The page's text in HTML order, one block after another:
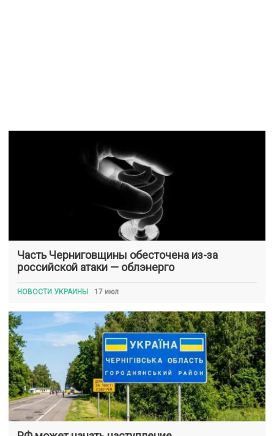
Часть Черниговщины обесточена из-за
российской атаки — облэнерго
НОВОСТИ УКРАИНЫ 17 июл